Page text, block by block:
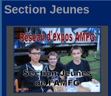
Section Jeunes